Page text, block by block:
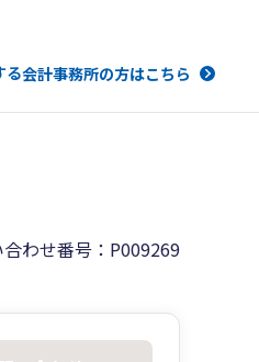
る会計事務所の方はこちら
わせ番号：P009269